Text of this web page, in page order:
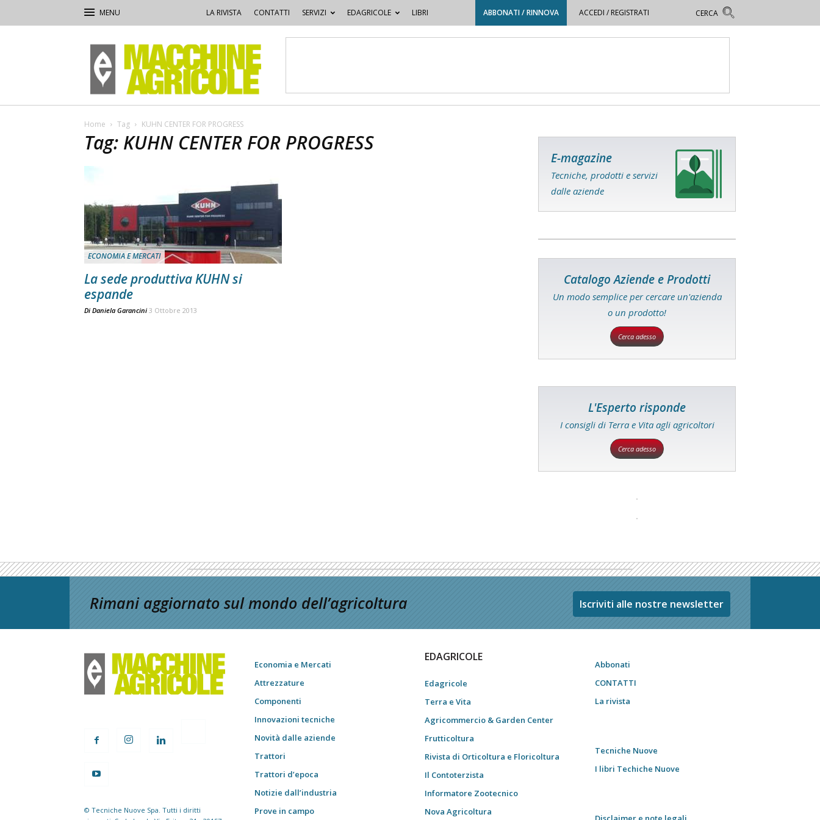
LA RIVISTA CONTATTI SERVIZI EDAGRICOLE LIBRI ABBONATI / RINNOVA ACCEDI / REGISTRATI
Macchine
Agricole
Home Tag KUHN CENTER FOR PROGRESS
Tag: KUHN CENTER FOR PROGRESS
ECONOMIA E MERCATI
La sede produttiva KUHN si
espande
Di Daniela Garancini 3 Ottobre 2013
E-magazine
Tecniche, prodotti e servizi
dalle aziende
Catalogo Aziende e Prodotti
Un modo semplice per cercare un'azienda
o un prodotto!
Cerca adesso
L'Esperto risponde
I consigli di Terra e Vita agli agricoltori
Cerca adesso
Rimani aggiornato sul mondo dell’agricoltura Iscriviti alle nostre newsletter
© Tecniche Nuove Spa. Tutti i diritti
Economia e Mercati
Attrezzature
Componenti
Innovazioni tecniche
Novità dalle aziende
Trattori
Trattori d’epoca
Notizie dall’industria
Prove in campo
EDAGRICOLE
Edagricole
Terra e Vita
Agricommercio & Garden Center
Frutticoltura
Rivista di Orticoltura e Floricoltura
Il Contoterzista
Informatore Zootecnico
Nova Agricoltura
Abbonati
CONTATTI
La rivista
Tecniche Nuove
I libri Techiche Nuove